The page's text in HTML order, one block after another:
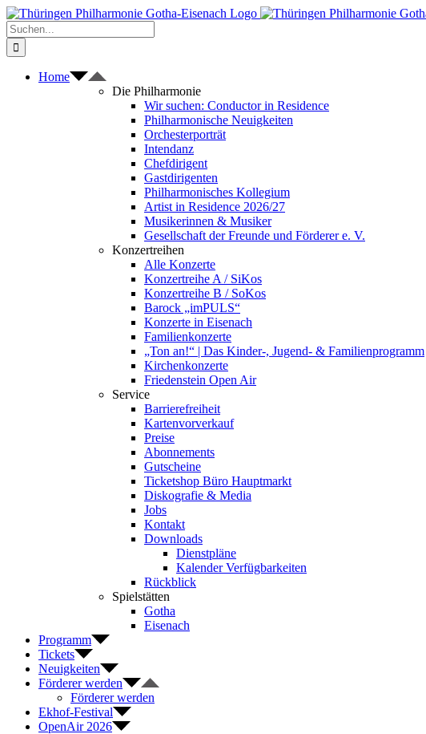
Zum
Inhalt
springen
Suche
nach:
Home
Die Philharmonie
Wir suchen: Conductor in Residence
Philharmonische Neuigkeiten
Orchesterporträt
Intendanz
Chefdirigent
Gastdirigenten
Philharmonisches Kollegium
Artist in Residence 2026/27
Musikerinnen & Musiker
Gesellschaft der Freunde und Förderer e. V.
Konzertreihen
Alle Konzerte
Konzertreihe A / SiKos
Konzertreihe B / SoKos
Barock „imPULS“
Konzerte in Eisenach
Familienkonzerte
„Ton an!“ | Das Kinder-, Jugend- & Familienprogramm
Kirchenkonzerte
Friedenstein Open Air
Service
Barrierefreiheit
Kartenvorverkauf
Preise
Abonnements
Gutscheine
Ticketshop Büro Hauptmarkt
Diskografie & Media
Jobs
Kontakt
Downloads
Dienstpläne
Kalender Verfügbarkeiten
Rückblick
Spielstätten
Gotha
Eisenach
Programm
Tickets
Neuigkeiten
Förderer werden
Förderer werden
Ekhof-Festival
OpenAir 2026